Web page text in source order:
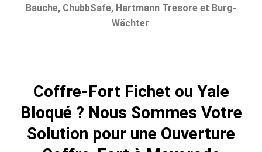
Bauche, ChubbSafe, Hartmann Tresore et Burg-
Wächter.
Coffre-Fort Fichet ou Yale
Bloqué ? Nous Sommes Votre
Solution pour une Ouverture